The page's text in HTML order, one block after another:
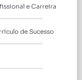
e Carreira
de Sucesso